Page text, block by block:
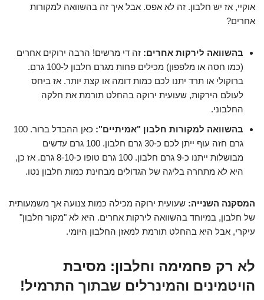
אוקיי, אז יש חלבון. זה לא אפס. אבל איך זה בהשוואה למקורות
אחרים?
בהשוואה לירקות אחרים: זה די מרשים! הרבה ירוקים אחרים
(כמו חסה או מלפפון) מכילים פחות מגרם חלבון ל-100 גרם.
ברוקולי או תרד יתנו לכם כמות דומה או קצת יותר. אז ביחס
לעולם הירקות, שעועית ירוקה בהחלט תורמת את חלקה
החלבוני.
בהשוואה למקורות חלבון "אמיתיים":
כאן ההבדל ברור. 100
גרם חזה עוף ייתן לכם כ-30 גרם חלבון. 100 גרם עדשים
מבושלות ייתנו כ-9 גרם חלבון. 100 גרם טופו כ-8-10 גרם. אז כן,
היא לא מתחרה בליגה של הגדולים מבחינת כמות חלבון נטו.
המסקנה השנייה: שעועית ירוקה מכילה כמות צנועה אך משמעותית
של חלבון, במיוחד בהשוואה לירקות אחרים. היא לא "מקור חלבון"
עיקרי, אבל היא בהחלט תורמת למאזן החלבון היומי.
לא רק פחמימה וחלבון: מסיבת
הויטמינים והמינרלים שבתוך התרמיל!